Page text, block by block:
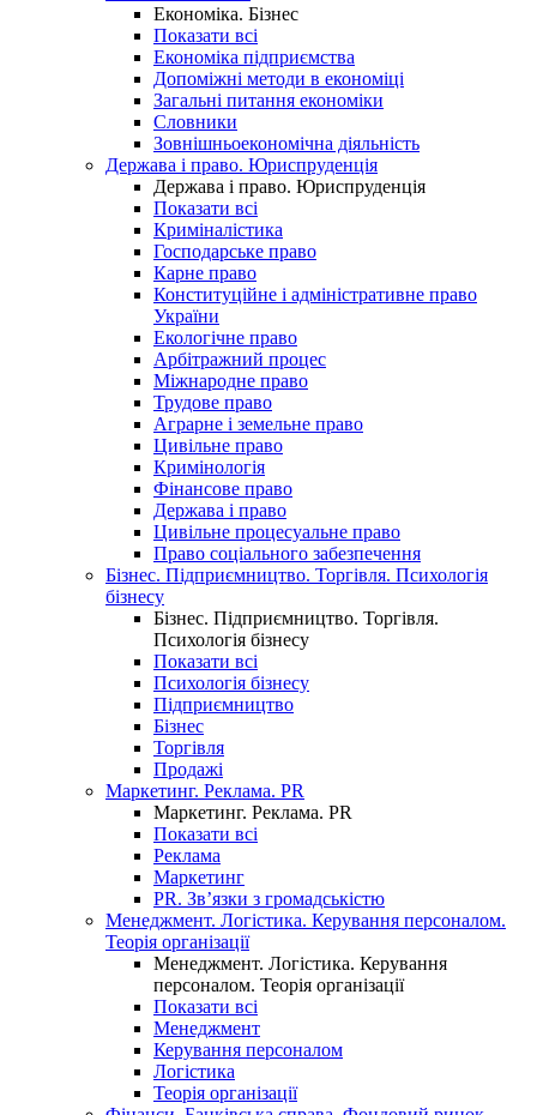
Економіка. Бізнес
Показати всі
Економіка підприємства
Допоміжні методи в економіці
Загальні питання економіки
Словники
Зовнішньоекономічна діяльність
Держава і право. Юриспруденція
Держава і право. Юриспруденція
Показати всі
Криміналістика
Господарське право
Карне право
Конституційне і адміністративне право
України
Екологічне право
Арбітражний процес
Міжнародне право
Трудове право
Аграрне і земельне право
Цивільне право
Кримінологія
Фінансове право
Держава і право
Цивільне процесуальне право
Право соціального забезпечення
Бізнес. Підприємництво. Торгівля. Психологія
бізнесу
Бізнес. Підприємництво. Торгівля.
Психологія бізнесу
Показати всі
Психологія бізнесу
Підприємництво
Бізнес
Торгівля
Продажі
Маркетинг. Реклама. PR
Маркетинг. Реклама. PR
Показати всі
Реклама
Маркетинг
PR. Зв’язки з громадськістю
Менеджмент. Логістика. Керування персоналом.
Теорія організації
Менеджмент. Логістика. Керування
персоналом. Теорія організації
Показати всі
Менеджмент
Керування персоналом
Логістика
Теорія організації